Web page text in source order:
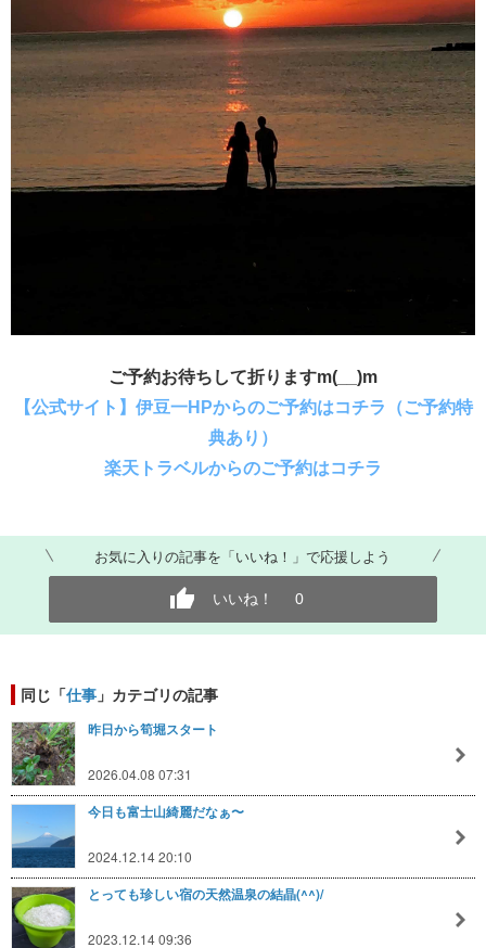
ご予約お待ちして折りますm(__)m
【公式サイト】伊豆一HPからのご予約はコチラ（ご予約特
典あり）
楽天トラベルからのご予約はコチラ
お気に入りの記事を「いいね！」で応援しよう
いいね！ 0
同じ「仕事 」カテゴリの記事
昨日から筍堀スタート
2026.04.08 07:31
今日も富士山綺麗だなぁ〜
2024.12.14 20:10
とっても珍しい宿の天然温泉の結晶(^^)/
2023.12.14 09:36